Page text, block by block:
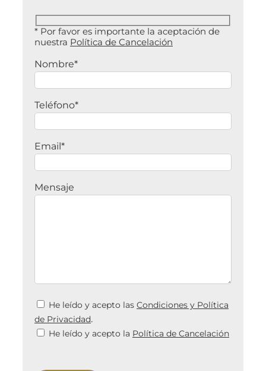
* Por favor es importante la aceptación de
nuestra Política de Cancelación
Nombre*
Teléfono*
Email*
Mensaje
He leído y acepto las Condiciones y Política
de Privacidad.
He leído y acepto la Política de Cancelación